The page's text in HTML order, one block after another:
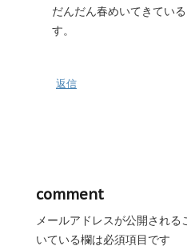
だんだん春めいてきてい
す。
返信
comment
メールアドレスが公開される
いている欄は必須項目です